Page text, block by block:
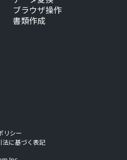
ブラウザ操作
書類作成
リシー
法に基づく表記